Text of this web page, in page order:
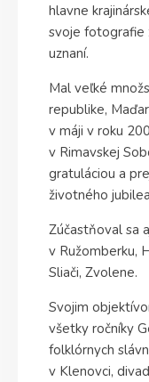
hlavne
svoje fotografie
uznaní.
Mal veľké
republike,
v máji v roku
v Rimavskej
gratuláciou a
životného
Zúčastňoval sa
v Ružomberku,
Sliači, Zvolene.
Svojim
všetky ročníky
folklórnych
v Klenovci,